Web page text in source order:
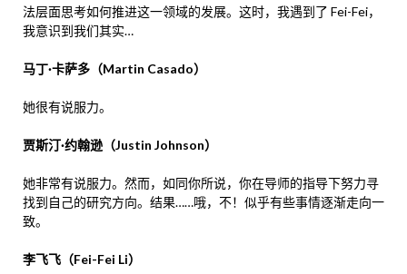
法层面思考如何推进这一领域的发展。这时，我遇到了 Fei-Fei，
我意识到我们其实…
马丁·卡萨多（Martin Casado）
她很有说服力。
贾斯汀·约翰逊（Justin Johnson）
她非常有说服力。然而，如同你所说，你在导师的指导下努力寻
找到自己的研究方向。结果……哦，不！似乎有些事情逐渐走向一
致。
李飞飞（Fei-Fei Li）